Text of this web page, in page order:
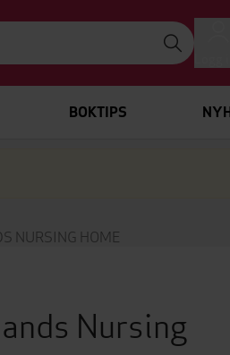
BOKTIPS
NURSING HOME
Nursing